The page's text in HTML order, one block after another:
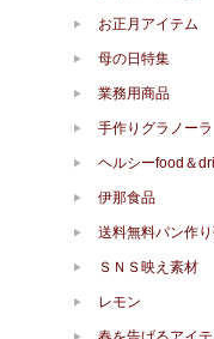
お正月アイテム
母の日特集
業務用商品
手作りグラノーラ
ヘルシーfood＆
伊那食品
送料無料パン作
ＳＮＳ映え素材
レモン